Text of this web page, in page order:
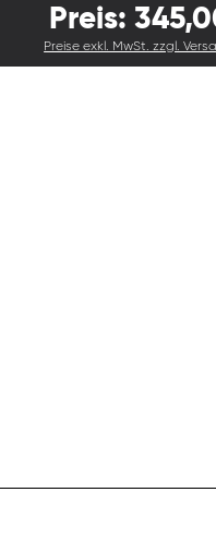
Preis:
Preise exkl. MwSt. zzgl.